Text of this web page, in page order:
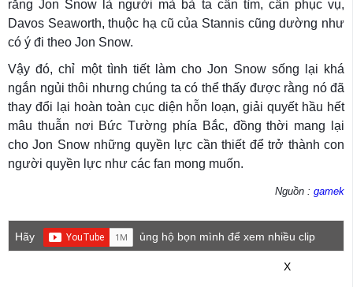
rằng Jon Snow là người mà bà ta cần tìm, cần phục vụ,
Davos Seaworth, thuộc hạ cũ của Stannis cũng dường như
có ý đi theo Jon Snow.
Vậy đó, chỉ một tình tiết làm cho Jon Snow sống lại khá
ngắn ngủi thôi nhưng chúng ta có thể thấy được rằng nó đã
thay đổi lại hoàn toàn cục diện hỗn loạn, giải quyết hầu hết
mâu thuẫn nơi Bức Tường phía Bắc, đồng thời mang lại
cho Jon Snow những quyền lực cần thiết để trở thành con
người quyền lực như các fan mong muốn.
Nguồn : gamek
Hãy
ủng hộ bọn mình để xem nhiều clip
X